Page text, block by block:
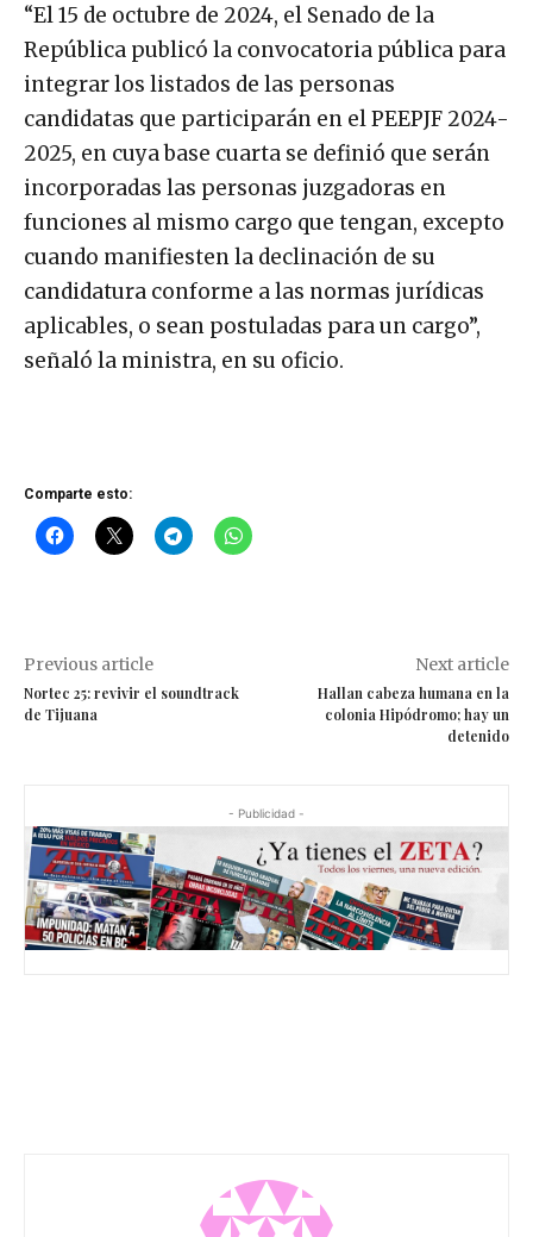
“El 15 de octubre de 2024, el Senado de la
República publicó la convocatoria pública para
integrar los listados de las personas
candidatas que participarán en el PEEPJF 2024-
2025, en cuya base cuarta se definió que serán
incorporadas las personas juzgadoras en
funciones al mismo cargo que tengan, excepto
cuando manifiesten la declinación de su
candidatura conforme a las normas jurídicas
aplicables, o sean postuladas para un cargo”,
señaló la ministra, en su oficio.
Comparte esto:
Previous article
Nortec 25: revivir el soundtrack
de Tijuana
Next article
Hallan cabeza humana en la
colonia Hipódromo; hay un
detenido
- Publicidad -